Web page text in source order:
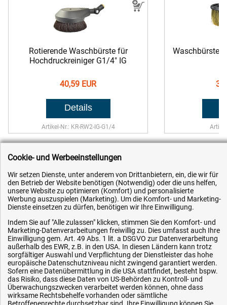
Rotierende Waschbürste für
Hochdruckreiniger G1/4" IG
40,59 EUR
Artikel-Nr.: KR-RW2-IG-G1/4
Waschbürste
Kundenhotline (Festnetz):
+49 (0) 5351 - 523 520
Mo.-Fr. 07:30 - 16:00 Uhr
Fax (kostenlos):
+49 (0) 800 - 498 326 4
E-Mail:
Cookie- und Werbeeinstellungen
Wir setzen Dienste, unter anderem von Drittanbietern, ein, die wir für
den Betrieb der Website benötigen (Notwendig) oder die uns helfen,
unsere Website zu optimieren (Komfort) und personalisierte
Werbung auszuspielen (Marketing). Um die Komfort- und Marketing-
Dienste einsetzen zu dürfen, benötigen wir Ihre Einwilligung.
Indem Sie auf "Alle zulassen" klicken, stimmen Sie den Komfort- und
Marketing-Datenverarbeitungen freiwillig zu. Dies umfasst auch Ihre
Einwilligung gem. Art. 49 Abs. 1 lit. a DSGVO zur Datenverarbeitung
außerhalb des EWR, z.B. in den USA. In diesen Ländern kann trotz
sorgfältiger Auswahl und Verpflichtung der Dienstleister das hohe
europäische Datenschutzniveau nicht zwingend garantiert werden.
Sofern eine Datenübermittlung in die USA stattfindet, besteht bspw.
das Risiko, dass diese Daten von US-Behörden zu Kontroll- und
Überwachungszwecken verarbeitet werden können, ohne dass
wirksame Rechtsbehelfe vorhanden oder sämtliche